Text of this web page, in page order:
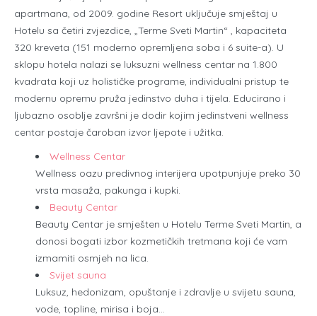
apartmana, od 2009. godine Resort uključuje smještaj u
Hotelu sa četiri zvjezdice, „Terme Sveti Martin“ , kapaciteta
320 kreveta (151 moderno opremljena soba i 6 suite-a). U
sklopu hotela nalazi se luksuzni wellness centar na 1.800
kvadrata koji uz holističke programe, individualni pristup te
modernu opremu pruža jedinstvo duha i tijela. Educirano i
ljubazno osoblje završni je dodir kojim jedinstveni wellness
centar postaje čaroban izvor ljepote i užitka.
Wellness Centar
Wellness oazu predivnog interijera upotpunjuje preko 30
vrsta masaža, pakunga i kupki.
Beauty Centar
Beauty Centar je smješten u Hotelu Terme Sveti Martin, a
donosi bogati izbor kozmetičkih tretmana koji će vam
izmamiti osmjeh na lica.
Svijet sauna
Luksuz, hedonizam, opuštanje i zdravlje u svijetu sauna,
vode, topline, mirisa i boja…